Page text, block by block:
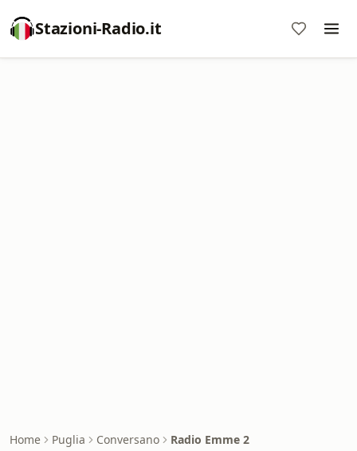
Stazioni-Radio.it
Home Puglia Conversano Radio Emme 2